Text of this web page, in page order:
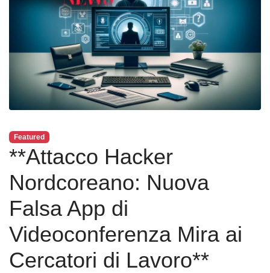
Featured
**Attacco Hacker
Nordcoreano: Nuova
Falsa App di
Videoconferenza Mira ai
Cercatori di Lavoro**